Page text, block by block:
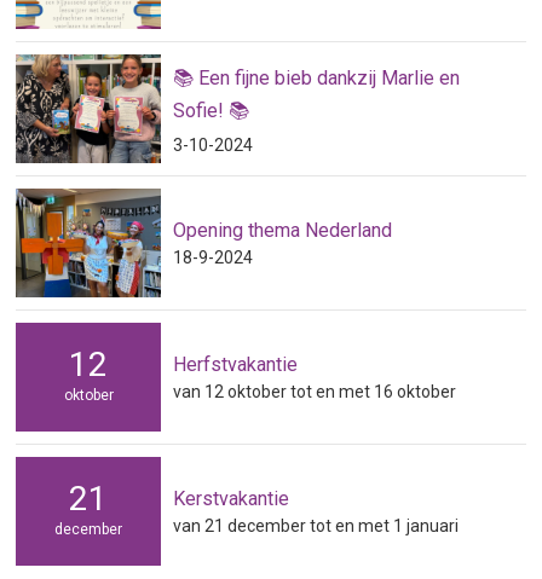
📚 Een fijne bieb dankzij Marlie en
Sofie! 📚
3-10-2024
Opening thema Nederland
18-9-2024
12
oktober
Herfstvakantie
van 12 oktober tot en met 16 oktober
21
december
Kerstvakantie
van 21 december tot en met 1 januari